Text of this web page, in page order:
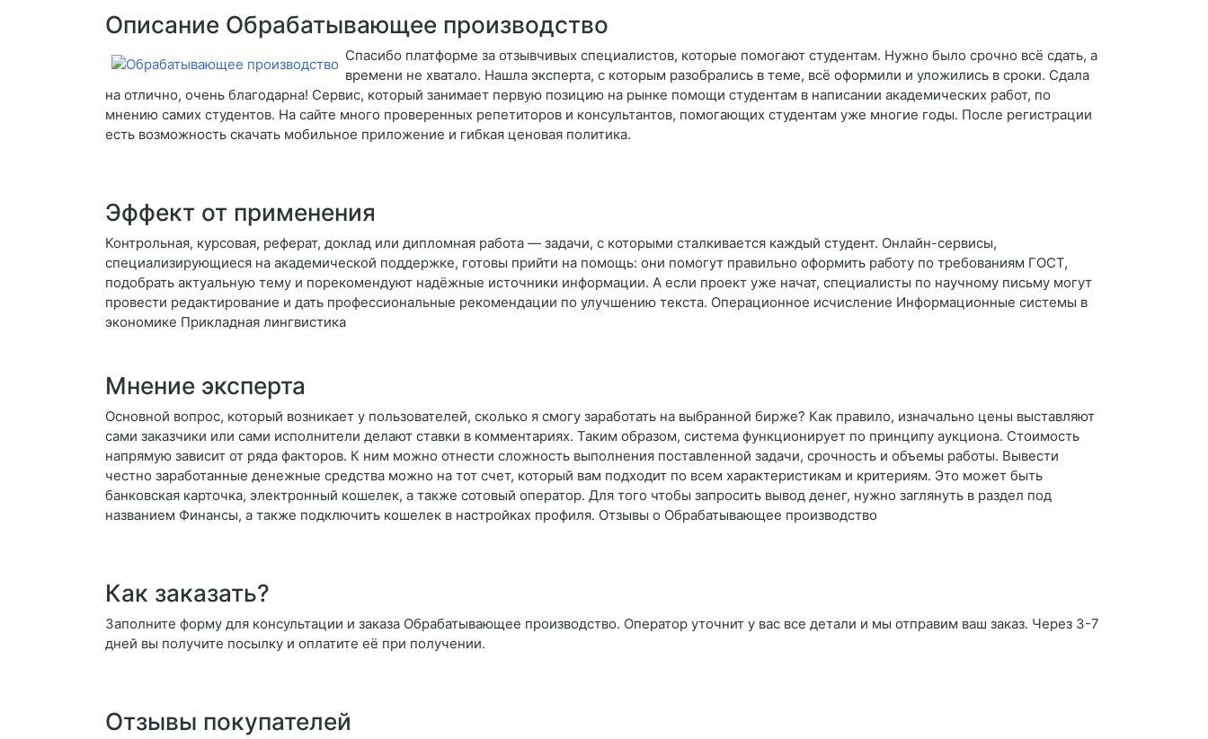
Описание Обрабатывающее производство
Спасибо платформе за отзывчивых специалистов, которые помогают студентам. Нужно было срочно всё сдать, а
времени не хватало. Нашла эксперта, с которым разобрались в теме, всё оформили и уложились в сроки. Сдала
на отлично, очень благодарна! Сервис, который занимает первую позицию на рынке помощи студентам в написании академических работ, по
мнению самих студентов. На сайте много проверенных репетиторов и консультантов, помогающих студентам уже многие годы. После регистрации
есть возможность скачать мобильное приложение и гибкая ценовая политика.
Эффект от применения
Контрольная, курсовая, реферат, доклад или дипломная работа — задачи, с которыми сталкивается каждый студент. Онлайн-сервисы,
специализирующиеся на академической поддержке, готовы прийти на помощь: они помогут правильно оформить работу по требованиям ГОСТ,
подобрать актуальную тему и порекомендуют надёжные источники информации. А если проект уже начат, специалисты по научному письму могут
провести редактирование и дать профессиональные рекомендации по улучшению текста. Операционное исчисление Информационные системы в
экономике Прикладная лингвистика
Мнение эксперта
Основной вопрос, который возникает у пользователей, сколько я смогу заработать на выбранной бирже? Как правило, изначально цены выставляют
сами заказчики или сами исполнители делают ставки в комментариях. Таким образом, система функционирует по принципу аукциона. Стоимость
напрямую зависит от ряда факторов. К ним можно отнести сложность выполнения поставленной задачи, срочность и объемы работы. Вывести
честно заработанные денежные средства можно на тот счет, который вам подходит по всем характеристикам и критериям. Это может быть
банковская карточка, электронный кошелек, а также сотовый оператор. Для того чтобы запросить вывод денег, нужно заглянуть в раздел под
названием Финансы, а также подключить кошелек в настройках профиля. Отзывы о Обрабатывающее производство
Как заказать?
Заполните форму для консультации и заказа Обрабатывающее производство. Оператор уточнит у вас все детали и мы отправим ваш заказ. Через 3-7
дней вы получите посылку и оплатите её при получении.
Отзывы покупателей